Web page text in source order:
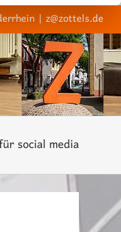
| z@zottels.de
social media